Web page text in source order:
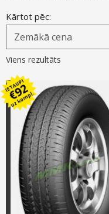
Riepu glabāšana
Riepu piegāde
Riepas uz nomaksu
Kārtot pēc:
Viens rezultāts
IETAUPI
€92
uz kompl.